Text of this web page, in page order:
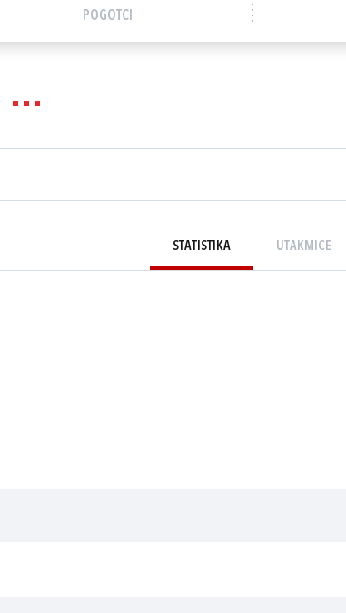
POGOTCI
STATISTIKA UTAKMICE